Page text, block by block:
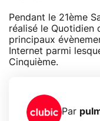
Pendant le 21ème
réalisé le Quotidien
principaux
Internet parmi
Cinquième.
Par